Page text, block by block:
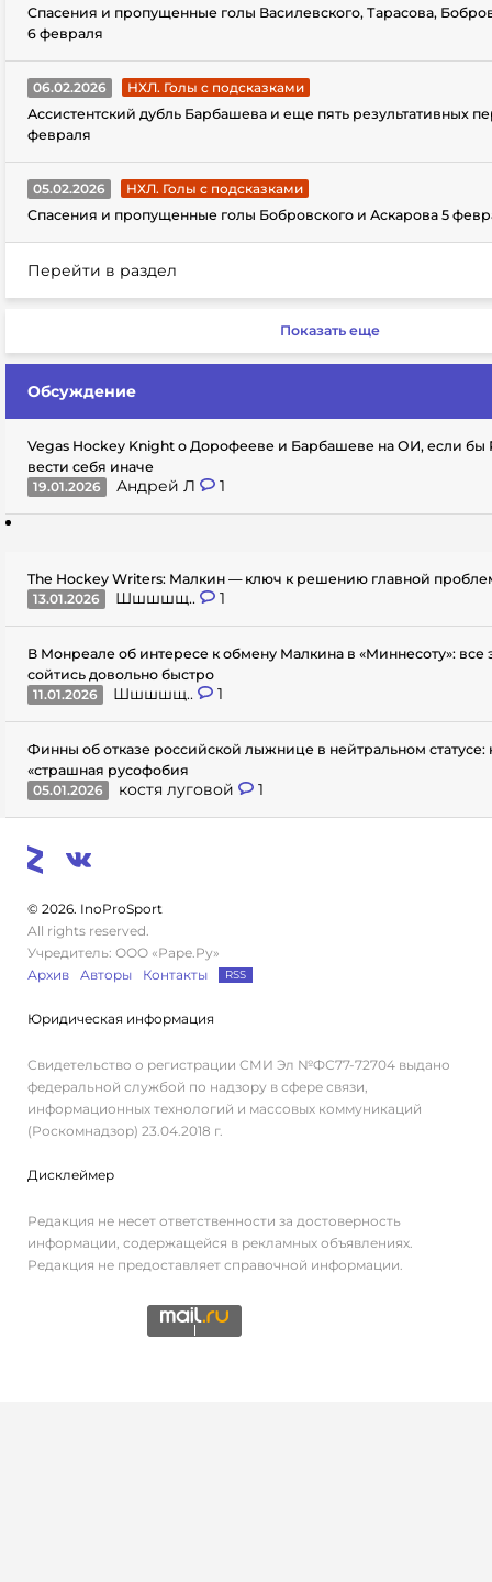
Спасения и пропущенные голы Василевского, Тарасова,
6 февраля
06.02.2026
НХЛ. Голы с подсказками
Ассистентский дубль Барбашева и еще пять результативных
февраля
05.02.2026
НХЛ. Голы с подсказками
Спасения и пропущенные голы Бобровского и Аскарова 5
Перейти в раздел
Показать еще
Обсуждение
Vegas Hockey Knight о Дорофееве и Барбашеве на ОИ, если бы
вести себя иначе
19.01.2026
Андрей Л 1
The Hockey Writers: Малкин — ключ к решению главной
13.01.2026
Шшшшщ.. 1
В Монреале об интересе к обмену Малкина в «Миннесоту»: все
сойтись довольно быстро
11.01.2026
Шшшшщ.. 1
Финны об отказе российской лыжнице в нейтральном статусе:
«страшная русофобия
05.01.2026
костя луговой 1
© 2026. InoProSport
All rights reserved.
Учредитель: ООО «Раре.Ру»
Архив
Авторы Контакты RSS
Юридическая информация
Свидетельство о регистрации СМИ Эл №ФС77-72704 выдано
федеральной службой по надзору в сфере связи,
информационных технологий и массовых коммуникаций
(Роскомнадзор) 23.04.2018 г.
Дисклеймер
Редакция не несет ответственности за достоверность
информации, содержащейся в рекламных объявлениях.
Редакция не предоставляет справочной информации.